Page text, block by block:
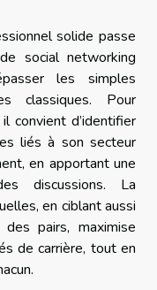
solide passe
social networking
les simples
classiques. Pour
convient d’identifier
liés à son secteur
en apportant une
discussions. La
en ciblant aussi
pairs, maximise
de carrière, tout en